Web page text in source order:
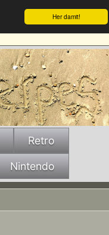
Her damit!
Retro
Nintendo